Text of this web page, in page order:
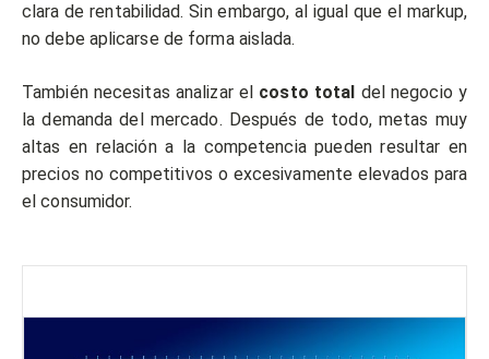
clara de rentabilidad. Sin embargo, al igual que el markup,
no debe aplicarse de forma aislada.
También necesitas analizar el costo total del negocio y
la demanda del mercado. Después de todo, metas muy
altas en relación a la competencia pueden resultar en
precios no competitivos o excesivamente elevados para
el consumidor.